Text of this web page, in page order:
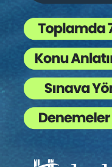
AÇILAN TAZMİNAT
87
HUKUKU VE
BANKACILIKTA BANKA VE